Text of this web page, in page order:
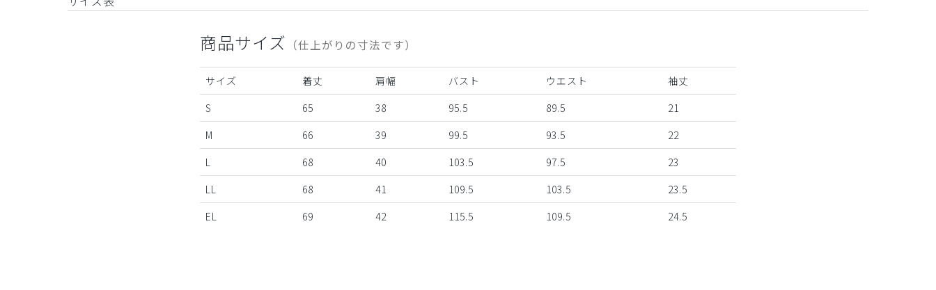
商品サイズ （仕上がりの寸法です）
サイズ 着丈 肩幅 バスト ウエスト
袖丈
S
65 38 95.5 89.5
21
M
66 39 99.5 93.5
22
L
68 40 103.5 97.5
23
LL
68 41 109.5 103.5
23.5
EL
69 42 115.5 109.5 24.5